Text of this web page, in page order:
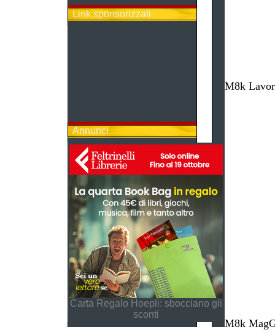
Link sponsorizzati
Annunci
Carta Regalo Hoepli: sbocciano gli
sconti
M8k
M8k